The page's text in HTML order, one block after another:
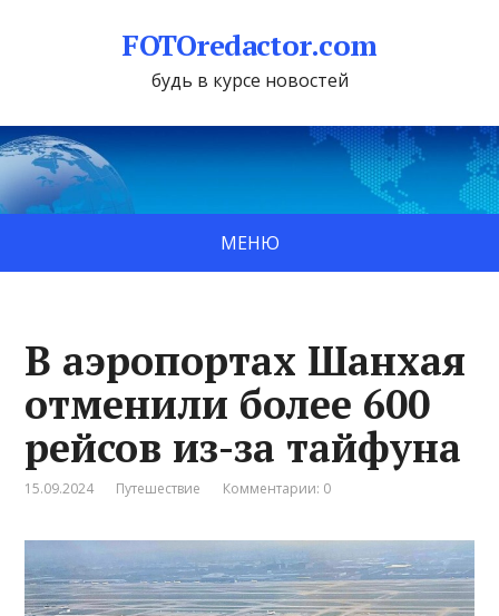
FOTOredactor.com
будь в курсе новостей
МЕНЮ
В аэропортах Шанхая
отменили более 600
рейсов из-за тайфуна
15.09.2024 Путешествие Комментарии: 0